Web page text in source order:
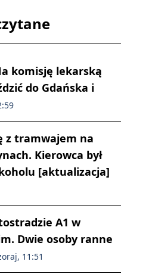
komisję lekarską
do Gdańska i
z tramwajem na
Kierowca był
[aktualizacja]
A1 w
Dwie osoby ranne
11:51